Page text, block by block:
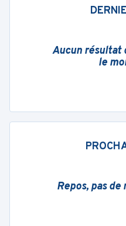
Aucun résultat
le
Repos, pas